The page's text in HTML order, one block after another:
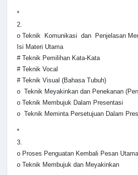
*
2.
o Teknik Komunikasi dan Penjelasan
Isi Materi Utama
# Teknik Pemilihan Kata-Kata
# Teknik Vocal
# Teknik Visual (Bahasa Tubuh)
o Teknik Meyakinkan dan Penekanan
o Teknik Membujuk Dalam Presentasi
o Teknik Meminta Persetujuan Dalam
*
3.
o Proses Penguatan Kembali Pesan Utama
o Teknik Membujuk dan Meyakinkan